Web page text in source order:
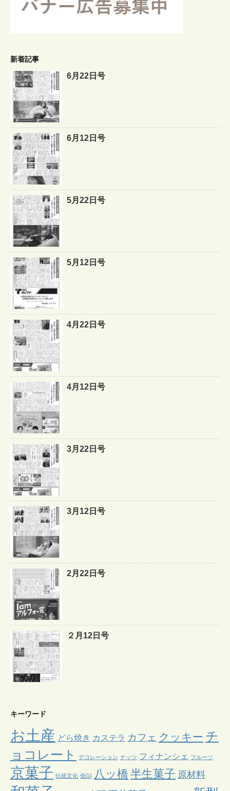
新着記事
6月22日号
6月12日号
5月22日号
5月12日号
4月22日号
4月12日号
3月22日号
3月12日号
2月22日号
２月12日号
キーワード
お土産 どら焼き カステラ カフェ クッキー チ
ョコレート
デコレーション ナッツ フィナンシェ フルーツ
京菓子 伝統文化 低GI 八ッ橋 半生菓子 原材料